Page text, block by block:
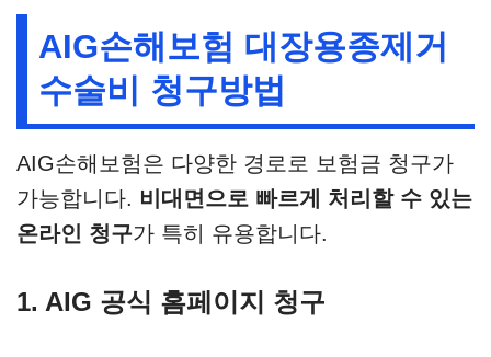
AIG손해보험 대장용종제거
수술비 청구방법
AIG손해보험은 다양한 경로로 보험금 청구가
가능합니다. 비대면으로 빠르게 처리할 수 있는
온라인 청구가 특히 유용합니다.
1. AIG 공식 홈페이지 청구